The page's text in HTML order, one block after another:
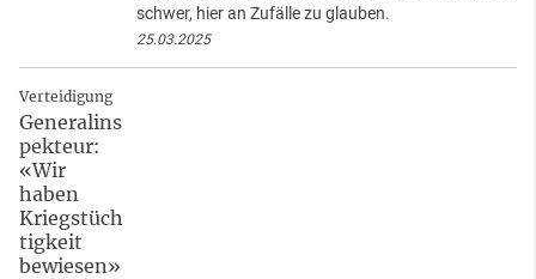
schwer, hier an Zufälle zu glauben.
25.03.2025
Verteidigung
Generalins
pekteur:
«Wir
haben
Kriegstüch
tigkeit
bewiesen»